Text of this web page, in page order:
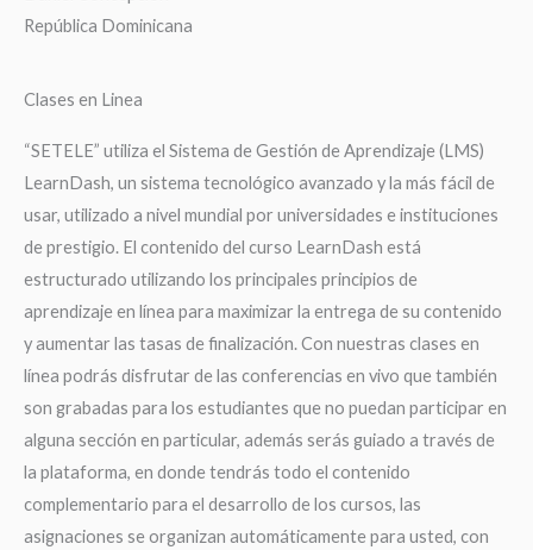
República Dominicana
Clases en Linea
“SETELE” utiliza el Sistema de Gestión de Aprendizaje (LMS)
LearnDash, un sistema tecnológico avanzado y la más fácil de
usar, utilizado a nivel mundial por universidades e instituciones
de prestigio. El contenido del curso LearnDash está
estructurado utilizando los principales principios de
aprendizaje en línea para maximizar la entrega de su contenido
y aumentar las tasas de finalización. Con nuestras clases en
línea podrás disfrutar de las conferencias en vivo que también
son grabadas para los estudiantes que no puedan participar en
alguna sección en particular, además serás guiado a través de
la plataforma, en donde tendrás todo el contenido
complementario para el desarrollo de los cursos, las
asignaciones se organizan automáticamente para usted, con